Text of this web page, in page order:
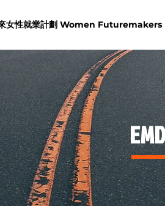
女性就業計劃 Women Futuremakers